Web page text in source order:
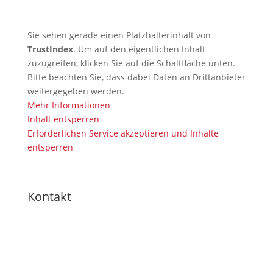
Sie sehen gerade einen Platzhalterinhalt von
TrustIndex. Um auf den eigentlichen Inhalt
zuzugreifen, klicken Sie auf die Schaltfläche unten.
Bitte beachten Sie, dass dabei Daten an Drittanbieter
weitergegeben werden.
Mehr Informationen
Inhalt entsperren
Erforderlichen Service akzeptieren und Inhalte
entsperren
Kontakt